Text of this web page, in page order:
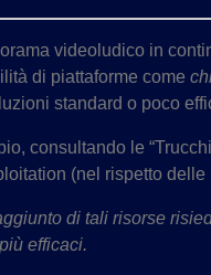
videoludico in
di piattaforme come
standard o poco
consultando le
(nel rispetto
di tali risorse
efficaci.